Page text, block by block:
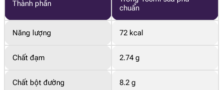
Thành phần
chuẩn
Năng lượng 72 kcal
Chất đạm 2.74 g
Chất bột đường 8.2 g